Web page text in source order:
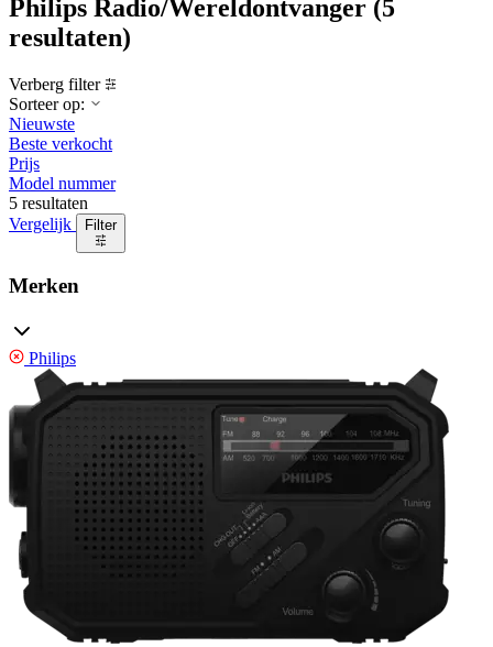
Philips Radio/Wereldontvanger (5
resultaten)
Verberg filter
Sorteer op:
Nieuwste
Beste verkocht
Prijs
Model nummer
5 resultaten
Vergelijk
Filter
Merken
Philips